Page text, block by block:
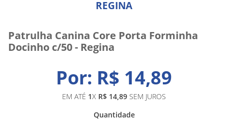
REGINA
Patrulha Canina Core Porta Forminha
Docinho c/50 - Regina
R$ 14,89
EM ATÉ 1X R$ 14,89 SEM JUROS
Quantidade